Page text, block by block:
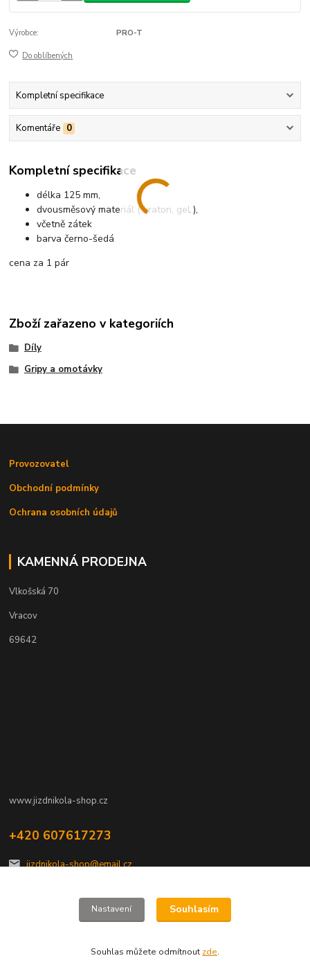
Výrobce: PRO-T
Do oblíbených
Kompletní specifikace
Komentáře 0
Kompletní specifikace
délka 125 mm,
dvousměsový materiál ( kraton, gel ),
včetně zátek
barva černo-šedá
cena za 1 pár
Zboží zařazeno v kategoriích
Díly
Gripy a omotávky
Provozovatel
Obchodní podmínky
Ochrana osobních údajů
KAMENNÁ PRODEJNA
Vlkošská 70
Vracov
69642
www.jizdnikola-shop.cz
+420 607617273
jizdnikola-shop@email.cz
Nastavení Souhlasím
Souhlas můžete odmítnout zde.